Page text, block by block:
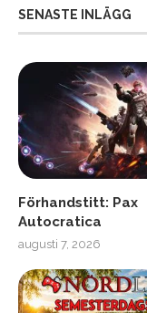
SENASTE INLÄGG
Förhandstitt: Pax
Autocratica
augusti 7, 2026